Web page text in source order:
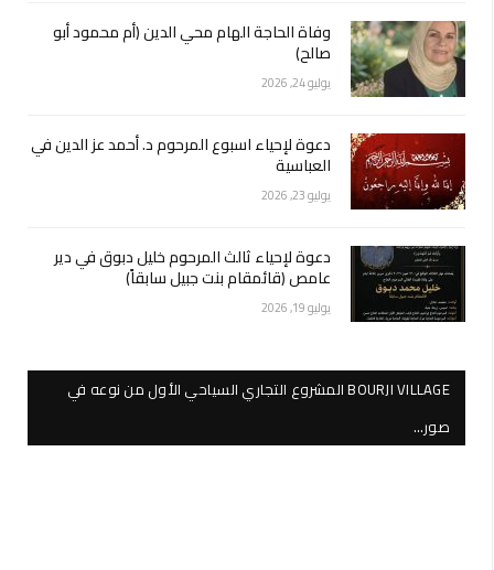
وفاة الحاجة الهام محي الدين (أم محمود أبو
صالح)
يوليو 24, 2026
دعوة لإحياء اسبوع المرحوم د. أحمد عز الدين في
العباسية
يوليو 23, 2026
دعوة لإحياء ثالث المرحوم خليل دبوق في دير
عامص (قائمقام بنت جبيل سابقاً)
يوليو 19, 2026
BOURJI VILLAGE المشروع التجاري السياحي الأول من نوعه في
صور…